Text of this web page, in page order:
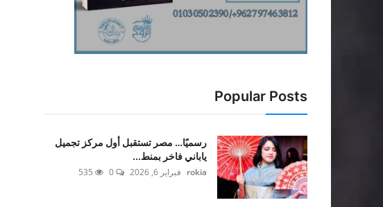
Popular Posts
رسميًا… مصر تستقبل أول مركز تجميل
ياباني فاخر بمنط...
rokia فبراير 6, 2026 0
535